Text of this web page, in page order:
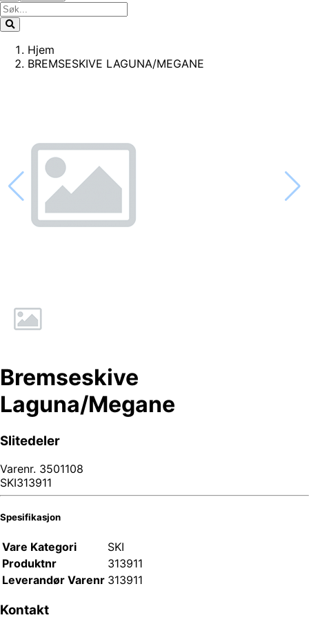
Hjem
BREMSESKIVE LAGUNA/MEGANE
Bremseskive
Laguna/Megane
Slitedeler
Varenr. 3501108
SKI313911
Spesifikasjon
Vare Kategori
SKI
Produktnr
313911
Leverandør Varenr 313911
Kontakt